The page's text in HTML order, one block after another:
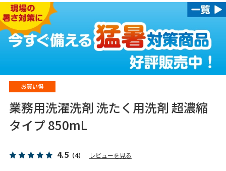
業務用洗濯洗剤 洗たく用洗剤 超濃縮
タイプ 850mL
4.5（4） レビューを見る